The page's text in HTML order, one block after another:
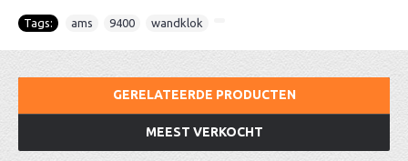
Tags: ams 9400 wandklok
GERELATEERDE PRODUCTEN
MEEST VERKOCHT